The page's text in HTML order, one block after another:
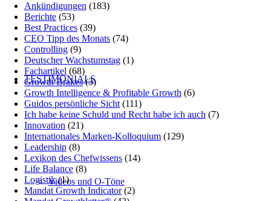
TESTIMONIALS
Videos und O-Töne
Ankündigungen (183)
Berichte (53)
Best Practices (39)
CEO Tipp des Monats (74)
Controlling (9)
Deutscher Wachstumstag (1)
Fachartikel (68)
Growth Brakes(3)
Growth Intelligence & Profitable Growth (6)
Guidos persönliche Sicht (111)
Ich habe keine Schuld und Recht habe ich auch (7)
Innovation (21)
Internationales Marken-Kolloquium (129)
Leadership (8)
Lexikon des Chefwissens (14)
Life Balance (8)
Logistik(1)
Mandat Growth Indicator(2)